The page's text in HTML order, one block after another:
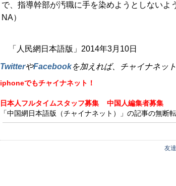
で、指導幹部が汚職に手を染めようとしない
NA）
「人民網日本語版」2014年3月10日
TwitterやFacebookを加えれば、チャイナネッ
iphoneでもチャイナネット！
日本人フルタイムスタッフ募集
中国人編集者募集
「中国網日本語版（チャイナネット）」の記事の無
友